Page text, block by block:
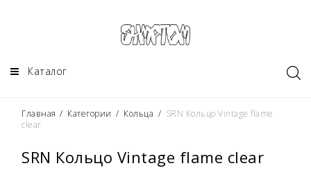
Каталог
Главная / Категории / Кольца / SRN Кольцо Vintage flame
clear
SRN Кольцо Vintage flame clear